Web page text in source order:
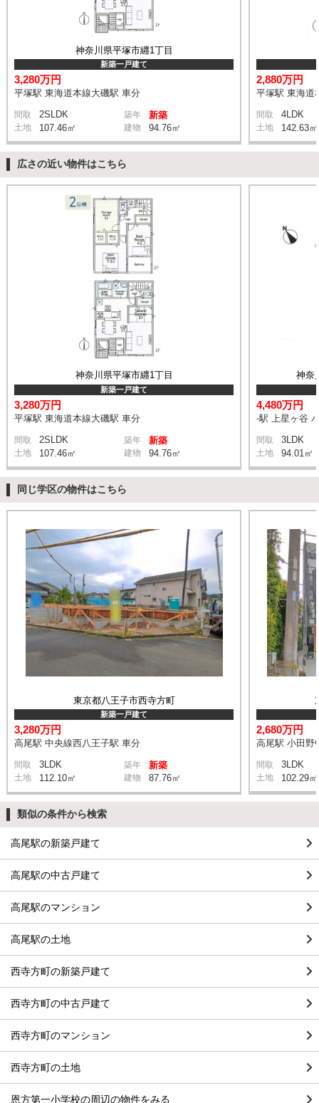
神奈川県平塚市纒1丁目
新築一戸建て
3,280万円
平塚駅 東海道本線大磯駅 車分
間取 2SLDK 築年 新築
土地 107.46㎡ 建物 94.76㎡
2,880万円
平塚駅 東海道
間取 4LDK
土地 142.63㎡
広さの近い物件はこちら
神奈川県平塚市纒1丁目
新築一戸建て
3,280万円
平塚駅 東海道本線大磯駅 車分
間取 2SLDK 築年 新築
土地 107.46㎡ 建物 94.76㎡
神奈
4,480万円
-駅 上星ヶ谷
間取 3LDK
土地 94.01㎡
同じ学区の物件はこちら
東京都八王子市西寺方町
新築一戸建て
3,280万円
高尾駅 中央線西八王子駅 車分
間取 3LDK 築年 新築
土地 112.10㎡ 建物 87.76㎡
2,680万円
高尾駅 小田野
間取 3LDK
土地 102.29㎡
類似の条件から検索
高尾駅の新築戸建て
高尾駅の中古戸建て
高尾駅のマンション
高尾駅の土地
西寺方町の新築戸建て
西寺方町の中古戸建て
西寺方町のマンション
西寺方町の土地
恩方第一小学校の周辺の物件をみる